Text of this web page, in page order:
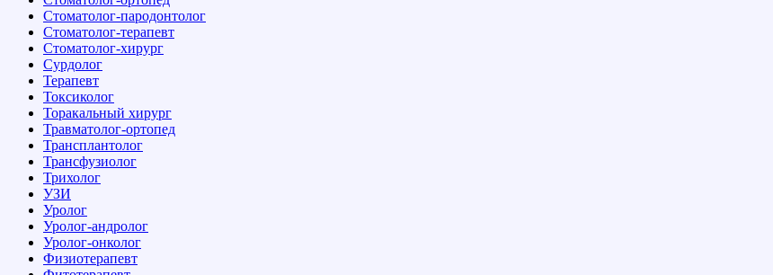
Стоматолог-пародонтолог
Стоматолог-терапевт
Стоматолог-хирург
Сурдолог
Терапевт
Токсиколог
Торакальный хирург
Травматолог-ортопед
Трансплантолог
Трансфузиолог
Трихолог
УЗИ
Уролог
Уролог-андролог
Уролог-онколог
Физиотерапевт